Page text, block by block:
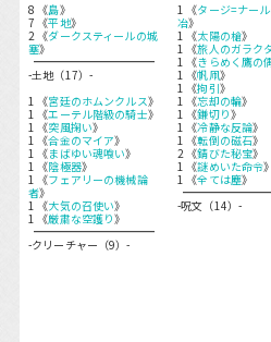
8 《島》
7 《平地》
2 《ダークスティールの城
塞》
-土地（17）-
1 《宮廷のホムンクルス》
1 《エーテル階級の騎士》
1 《突風掬い》
1 《合金のマイア》
1 《まばゆい魂喰い》
1 《陰極器》
1 《フェアリーの機械論
者》
1 《大気の召使い》
1 《厳粛な空護り》
-クリーチャー（9）-
1 《タージ=ナー
冶》
1 《太陽の槍》
1 《旅人のガラク
1 《きらめく鷹の
1 《帆凧》
1 《拘引》
1 《忘却の輪》
1 《鎌切り》
1 《冷静な反論》
1 《転倒の磁石》
2 《錆びた秘宝》
1 《謎めいた命令》
1 《全ては塵》
-呪文（14）-